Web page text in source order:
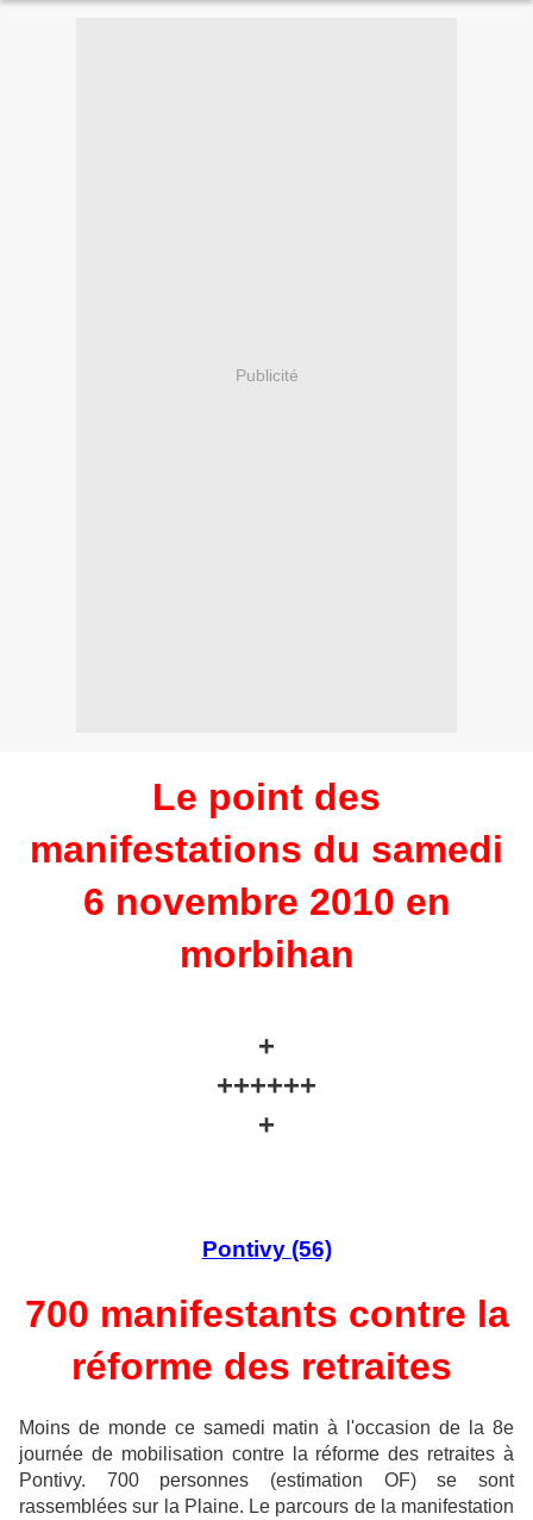
Publicité
Le point des
manifestations du samedi
6 novembre 2010 en
morbihan
+
++++++
+
Pontivy (56)
700 manifestants contre la
réforme des retraites
Moins de monde ce samedi matin à l'occasion de la 8e
journée de mobilisation contre la réforme des retraites à
Pontivy. 700 personnes (estimation OF) se sont
rassemblées sur la Plaine. Le parcours de la manifestation